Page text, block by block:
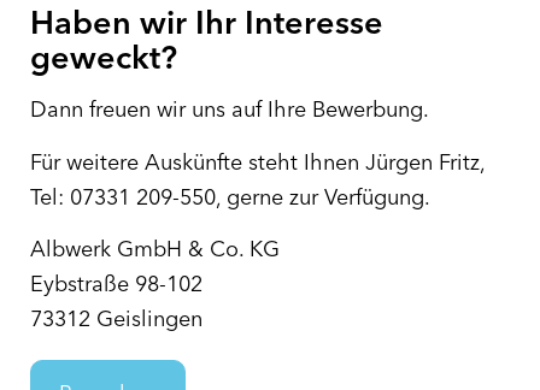
Haben wir Ihr Interesse
geweckt?
Dann freuen wir uns auf Ihre Bewerbung.
Für weitere Auskünfte steht Ihnen Jürgen Fritz,
Tel: 07331 209-550, gerne zur Verfügung.
Albwerk GmbH & Co. KG
Eybstraße 98-102
73312 Geislingen